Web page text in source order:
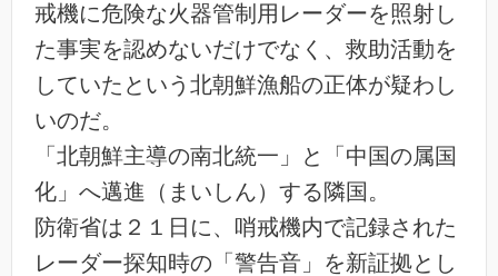
戒機に危険な火器管制用レーダーを照射し
た事実を認めないだけでなく、救助活動を
していたという北朝鮮漁船の正体が疑わし
いのだ。
「北朝鮮主導の南北統一」と「中国の属国
化」へ邁進（まいしん）する隣国。
防衛省は２１日に、哨戒機内で記録された
レーダー探知時の「警告音」を新証拠とし